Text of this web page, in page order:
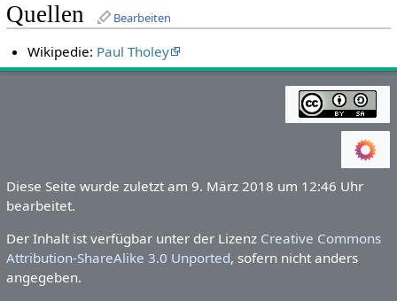
Quellen Bearbeiten
Wikipedie: Paul Tholey
Diese Seite wurde zuletzt am 9. März 2018 um 12:46 Uhr
bearbeitet.
Der Inhalt ist verfügbar unter der Lizenz Creative Commons
Attribution-ShareAlike 3.0 Unported, sofern nicht anders
angegeben.